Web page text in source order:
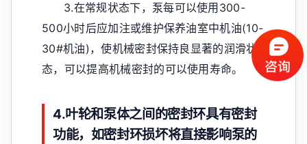
3.在常规状态下，泵每可以使用300-
500小时后应加注或维护保养油室中机油(10-
30#机油)，使机械密封保持良显著的润滑状
态，可以提高机械密封的可以使用寿命。
4.叶轮和泵体之间的密封环具有密封
功能，如密封环损坏将直接影响泵的